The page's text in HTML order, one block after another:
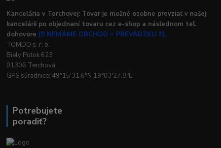
Kancelária v Terchovej: Tovar je možné osobne prevziať v našej
kancelárii po objednaní tovaru cez e-shop a následnom tel.
dohovore (!!! NEMÁME OBCHOD = PREVÁDZKU !!!).
TOMDO s. r. o.
Biely Potok 623
01306 Terchová
GPS súradnice: 49°15'31.6"N 19°03'27.8"E
Potrebujete
poradiť?